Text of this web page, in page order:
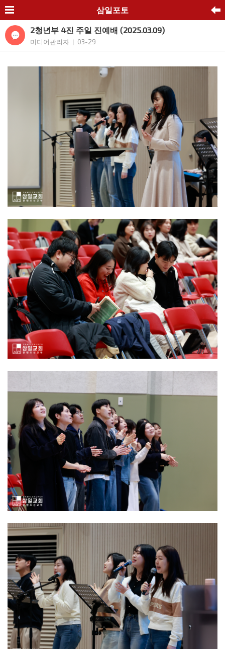
삼일포토
2청년부 4진 주일 진예배 (2025.03.09)
미디어관리자 03-29